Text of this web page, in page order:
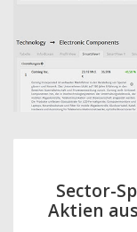
Sector-
Aktien